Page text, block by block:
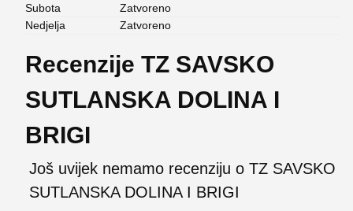
Subota
Zatvoreno
Nedjelja
Zatvoreno
Recenzije TZ SAVSKO
SUTLANSKA DOLINA I
BRIGI
Još uvijek nemamo recenziju o TZ SAVSKO
SUTLANSKA DOLINA I BRIGI